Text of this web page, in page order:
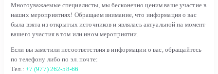
Многоуважаемые специалисты, мы бесконечно ценим ваше участие в
наших мероприятиях! Обращаем внимание, что информация о вас
была взята из открытых источников и являлась актуальной на момент
вашего участия в том или ином мероприятии.
Если вы заметили несоответствия в информации о вас, обращайтесь
по телефону либо по эл. почте:
Тел.: +7 (977) 262-58-66